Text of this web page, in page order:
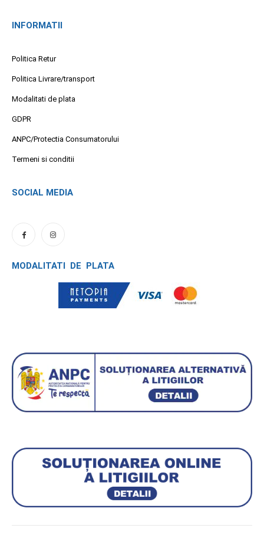
INFORMATII
Politica Retur
Politica Livrare/transport
Modalitati de plata
GDPR
ANPC/Protectia Consumatorului
Termeni si conditii
SOCIAL MEDIA
MODALITATI DE PLATA